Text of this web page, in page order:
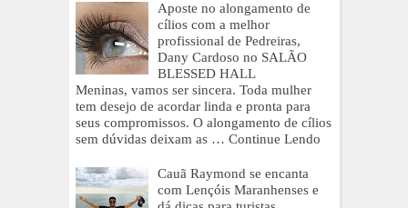
Aposte no alongamento de
cílios com a melhor
profissional de Pedreiras,
Dany Cardoso no SALÃO
BLESSED HALL
Meninas, vamos ser sincera. Toda mulher
tem desejo de acordar linda e pronta para
seus compromissos. O alongamento de cílios
sem dúvidas deixam as … Continue Lendo
Cauã Raymond se encanta
com Lençóis Maranhenses e